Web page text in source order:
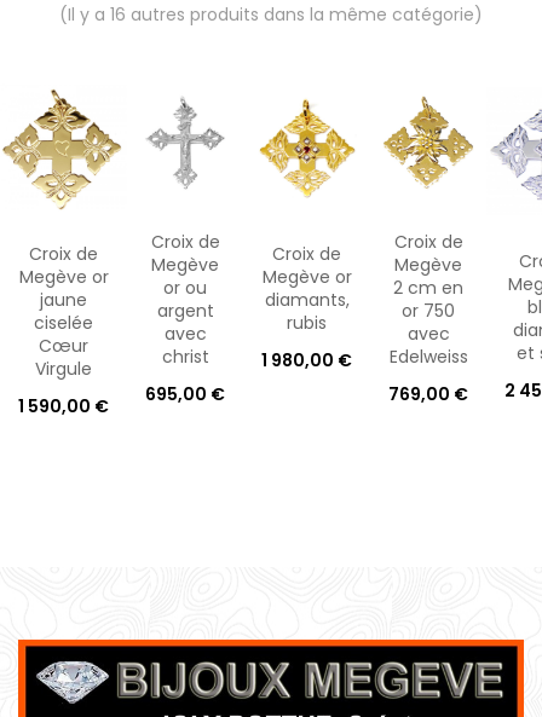
(Il y a 16 autres produits dans la même catégorie)
Croix de
Megève or
jaune
ciselée
Cœur
Virgule
1 590,00 €
Croix de
Megève
or ou
argent
avec
christ
695,00 €
Croix de
Megève or
diamants,
rubis
1 980,00 €
Croix de
Megève
2 cm en
or 750
avec
Edelweiss
769,00 €
et
2